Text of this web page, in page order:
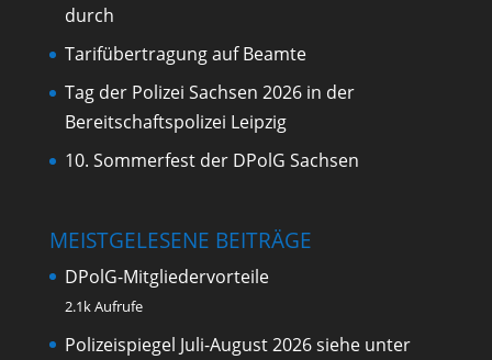
durch
Tarifübertragung auf Beamte
Tag der Polizei Sachsen 2026 in der
Bereitschaftspolizei Leipzig
10. Sommerfest der DPolG Sachsen
MEISTGELESENE BEITRÄGE
DPolG-Mitgliedervorteile
2.1k Aufrufe
Polizeispiegel Juli-August 2026siehe unter